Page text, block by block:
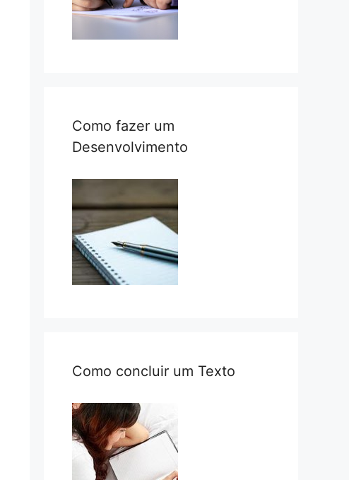
Como fazer um
Desenvolvimento
Como concluir um Texto